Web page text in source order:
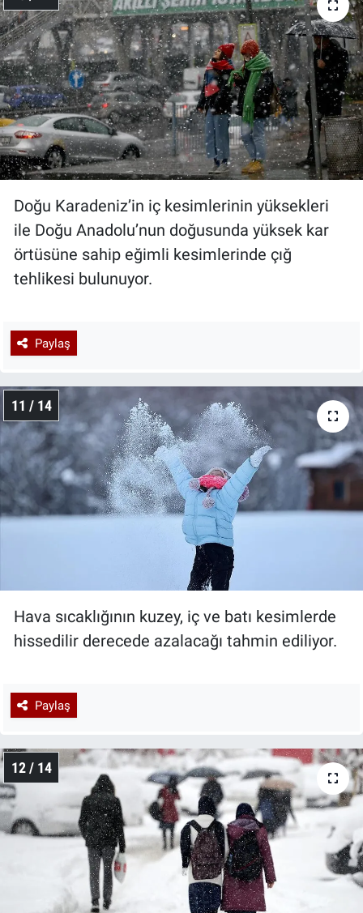
Doğu Karadeniz’in iç kesimlerinin yüksekleri
ile Doğu Anadolu’nun doğusunda yüksek kar
örtüsüne sahip eğimli kesimlerinde çığ
tehlikesi bulunuyor.
Paylaş
11 / 14
Hava sıcaklığının kuzey, iç ve batı kesimlerde
hissedilir derecede azalacağı tahmin ediliyor.
Paylaş
12 / 14